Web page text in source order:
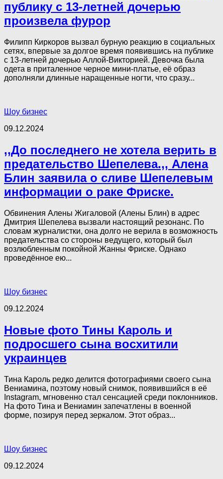
публику с 13-летней дочерью
произвела фурор
Филипп Киркоров вызвал бурную реакцию в социальных
сетях, впервые за долгое время появившись на публике
с 13-летней дочерью Аллой-Викторией. Девочка была
одета в приталенное черное мини-платье, её образ
дополняли длинные наращенные ногти, что сразу...
Шоу бизнес
09.12.2024
,,До последнего не хотела верить в
пpeдательство Шепелева.,, Алена
Блин заявила о сливе Шепелевым
информации о раке Фриске.
Обвинения Алены Жигаловой (Алены Блин) в адрес
Дмитрия Шепелева вызвали настоящий резонанс. По
словам журналистки, она долго не верила в возможность
предательства со стороны ведущего, который был
возлюбленным покойной Жанны Фриске. Однако
проведённое ею...
Шоу бизнес
09.12.2024
Новые фото Тины Кароль и
подросшего сына восхитили
украинцев
Тина Кароль редко делится фотографиями своего сына
Вениамина, поэтому новый снимок, появившийся в её
Instagram, мгновенно стал сенсацией среди поклонников.
На фото Тина и Вениамин запечатлены в военной
форме, позируя перед зеркалом. Этот образ...
Шоу бизнес
09.12.2024